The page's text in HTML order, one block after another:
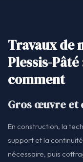
Travaux de
Plessis-
comment
Gros œuvre et
En construction, la
support et la
nécessaire, puis